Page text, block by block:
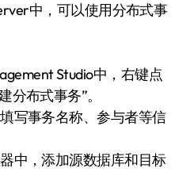
中，可以使用分布式事
Studio中，右键点
分布式事务”。
写事务名称、参与者等信
中，添加源数据库和目标